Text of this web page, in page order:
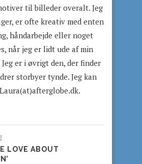
til billeder overalt. Jeg
er ofte kreativ med enten
håndarbejde eller noget
når jeg er lidt ude af min
er i øvrigt den, der finder
storbyer tynde. Jeg kan
LOVE ABOUT